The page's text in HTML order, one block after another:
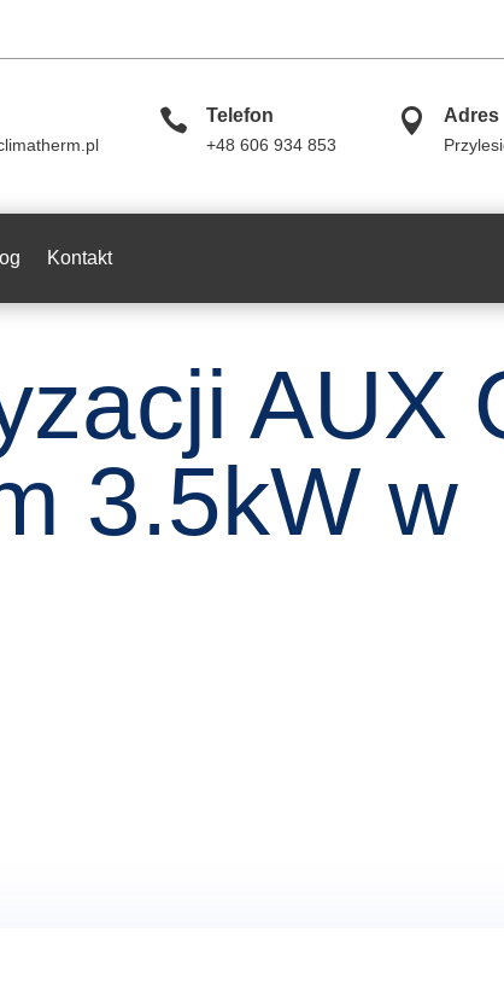
 Telefon
+48 606 934 853
 Adres
Kontakt
AUX
3.5kW w